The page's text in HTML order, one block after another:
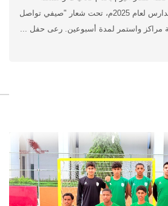
البرنامج الصيفي لطلبة المدارس لعام 2025م، تحت شعار "صيفي تواصل
مراكز واستمر لمدة أسبوعين. رعى حفل ...